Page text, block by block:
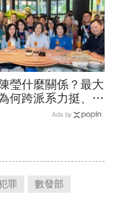
瑩什麼關係？最大
何跨派系力挺、連
都曬合照...同場背後
Ads by
罪 數發部